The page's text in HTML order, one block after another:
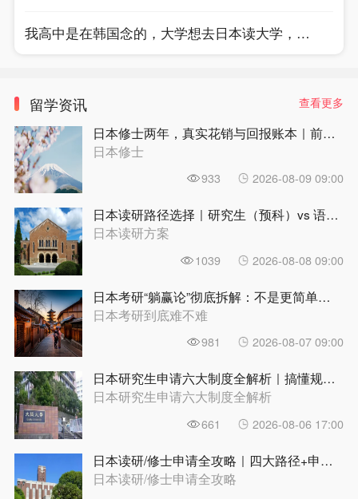
我高中是在韩国念的，大学想去日本读大学，为了方便学日语去了职高，因为忙于学日语，没有时间学习，学校的课，导致我的成绩都不合格，我听说日本好院校，比如早庆这种，如果是职高和高中3年成绩不好会影响报考，请问各位前辈是真的吗？
留学资讯 查看更多
日本修士两年，真实花销与回报账本｜前程日本留学
日本修士
933 2026-08-09 09:00
日本读研路径选择｜研究生（预科）vs 语言学校，哪条路更适合你？ | 前程日本留学
日本读研方案
1039 2026-08-08 09:00
日本考研“躺赢论”彻底拆解：不是更简单，是另一种难|前程日本留学
日本考研到底难不难
981 2026-08-07 09:00
日本研究生申请六大制度全解析｜搞懂规则再动手，别在第一步就走偏 | 前程日本留学
日本研究生申请六大制度全解析
661 2026-08-06 17:00
日本读研/修士申请全攻略｜四大路径+申请条件+时间规划，一篇理清 | 前程日本留学
日本读研/修士申请全攻略